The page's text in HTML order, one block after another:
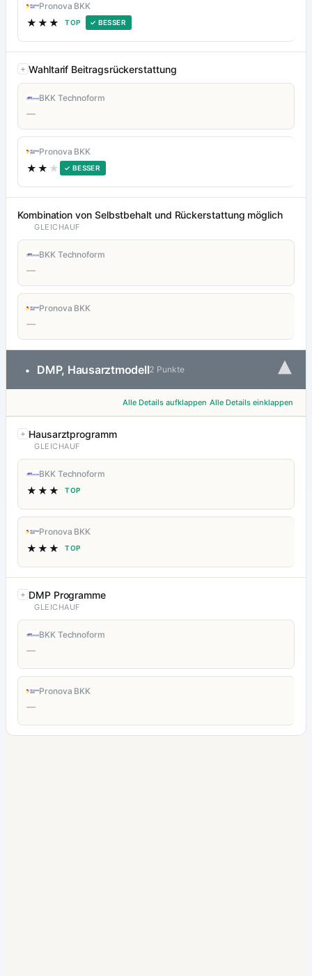
Pronova BKK
★★★ TOP ✓ BESSER
Wahltarif Beitragsrückerstattung
BKK Technoform
—
Pronova BKK
★★ ★ ✓ BESSER
Kombination von Selbstbehalt und Rückerstattung möglich
GLEICHAUF
BKK Technoform
—
Pronova BKK
—
• DMP, Hausarztmodell2 Punkte ▾
Alle Details aufklappen Alle Details einklappen
Hausarztprogramm
GLEICHAUF
BKK Technoform
★★★ TOP
Pronova BKK
★★★ TOP
DMP Programme
GLEICHAUF
BKK Technoform
—
Pronova BKK
—